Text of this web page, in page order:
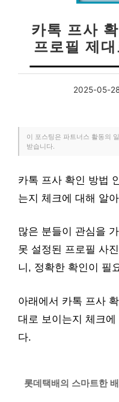
카톡 프사
프로필 제
2025-05-
이 포스팅은 파트너스 활동의
받습니다.
카톡 프사 확인 방법
는지 체크에 대해 알
많은 분들이 관심을
못 설정된 프로필 사
니, 정확한 확인이 필
아래에서 카톡 프사
대로 보이는지 체크
다.
롯데택배의 스마트한